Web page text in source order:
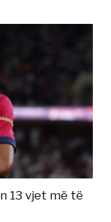
13 vjet më të